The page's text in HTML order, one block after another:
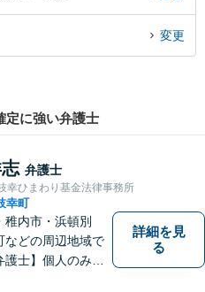
変更
定に強い弁護士
弁護士
幸ひまわり基金法律事務所
幸町
稚内市・浜頓別
などの周辺地域で
士】個人のみな
詳細を見
る